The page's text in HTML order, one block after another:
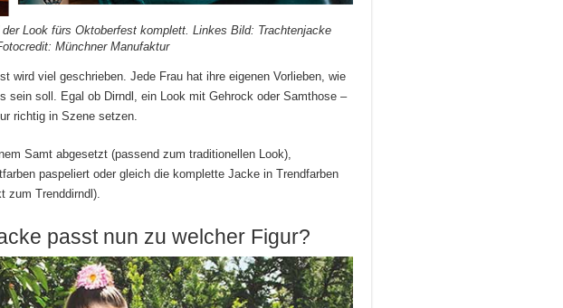
Look fürs Oktoberfest komplett. Linkes Bild: Trachtenjacke
Münchner Manufaktur
wird viel geschrieben. Jede Frau hat ihre eigenen Vorlieben, wie
sein soll. Egal ob Dirndl, ein Look mit Gehrock oder Samthose –
richtig in Szene setzen.
Samt abgesetzt (passend zum traditionellen Look),
paspeliert oder gleich die komplette Jacke in Trendfarben
zum Trenddirndl).
passt nun zu welcher Figur?